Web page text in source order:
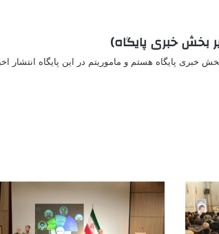
بخش خبری پایگاه)
بخش خبری پایگاه هستم و ماموریتم در این پایگاه